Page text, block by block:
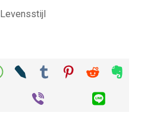
Levensstijl